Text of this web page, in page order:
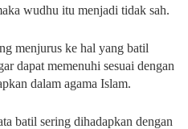
wudhu itu menjadi tidak sah.
menjurus ke hal yang batil
dapat memenuhi sesuai dengan
dalam agama Islam.
batil sering dihadapkan dengan